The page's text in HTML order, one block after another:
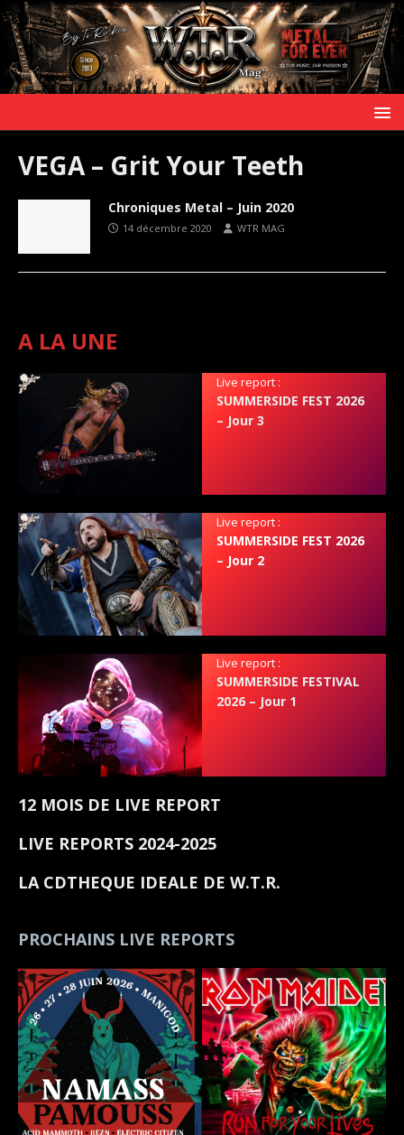
VEGA – Grit Your Teeth
Chroniques Metal – Juin 2020
14 décembre 2020 WTR MAG
A LA UNE
Live report :
SUMMERSIDE FEST 2026
– Jour 3
Live report :
SUMMERSIDE FEST 2026
– Jour 2
Live report :
SUMMERSIDE FESTIVAL
2026 – Jour 1
12 MOIS DE LIVE REPORT
LIVE REPORTS 2024-2025
LA CDTHEQUE IDEALE DE W.T.R.
PROCHAINS LIVE REPORTS